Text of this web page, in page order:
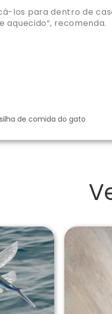
los para dentro de
aquecido”, recomenda.
de comida do gato